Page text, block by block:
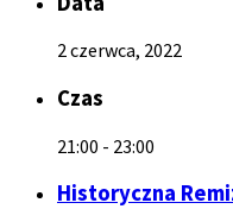
2 czerwca, 2022
Czas
21:00 - 23:00
Historyczna